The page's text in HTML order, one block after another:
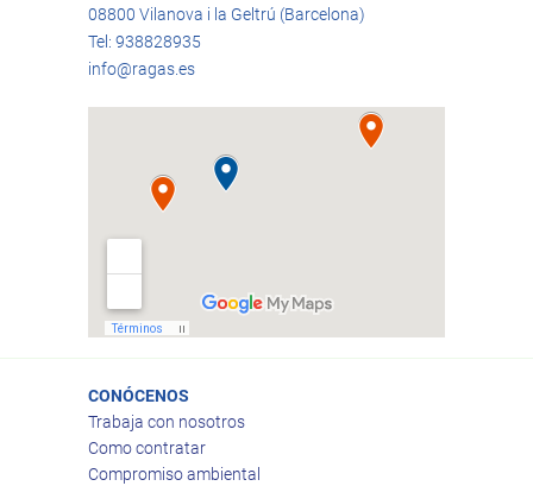
08800 Vilanova i la Geltrú (Barcelona)
Tel: 938828935
info@ragas.es
CONÓCENOS
Trabaja con nosotros
Como contratar
Compromiso ambiental